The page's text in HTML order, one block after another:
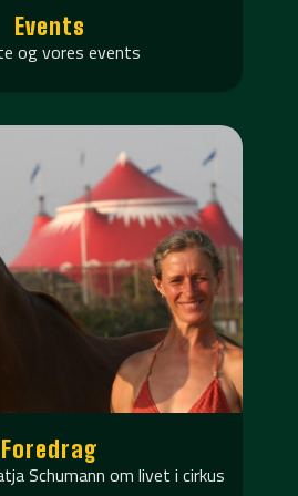
Events
og vores events
Foredrag
Schumann om livet i cirkus